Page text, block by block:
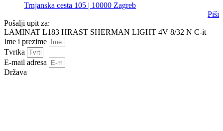
Trnjanska cesta 105 | 10000 Zagreb
Piši
Pošalji upit za:
LAMINAT L183 HRAST SHERMAN LIGHT 4V 8/32 N C-it
Ime i prezime
Tvrtka
E-mail adresa
Država